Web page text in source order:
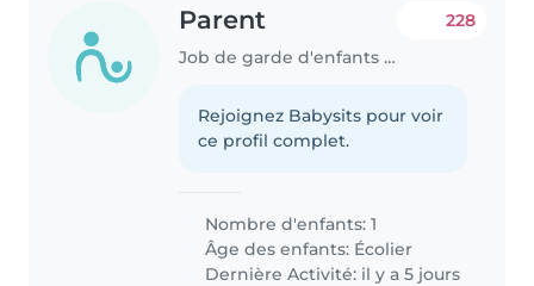
Parent
Job de garde d'enfants à Pétange
228
Rejoignez Babysits pour voir
ce profil complet.
Nombre d'enfants: 1
Âge des enfants: Écolier
Dernière Activité: il y a 5 jours